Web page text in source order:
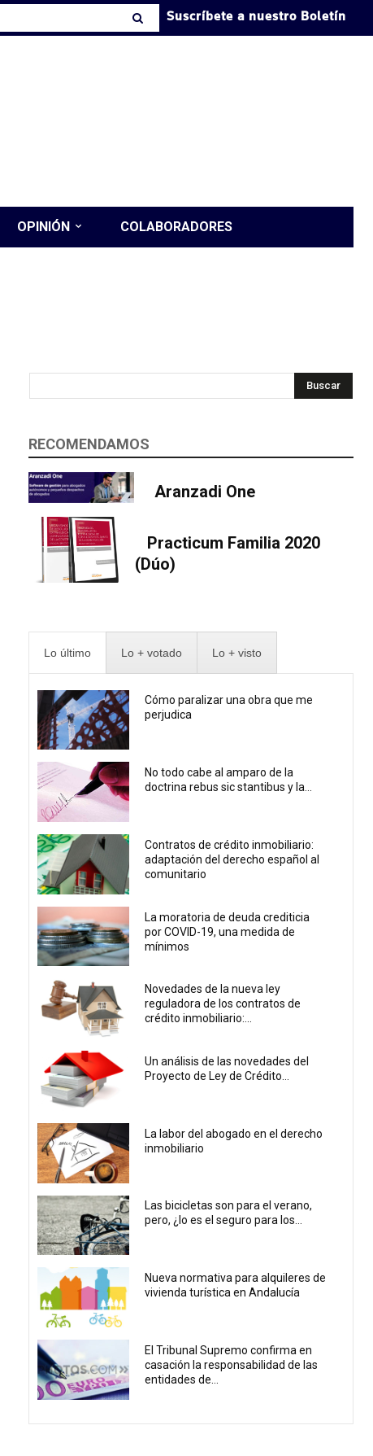
Suscríbete a nuestro Boletín
OPINIÓN COLABORADORES
Buscar
RECOMENDAMOS
Aranzadi One
Practicum Familia 2020
(Dúo)
Lo último Lo + votado Lo + visto
Cómo paralizar una obra que me
perjudica
No todo cabe al amparo de la
doctrina rebus sic stantibus y la...
Contratos de crédito inmobiliario:
adaptación del derecho español al
comunitario
La moratoria de deuda crediticia
por COVID-19, una medida de
mínimos
Novedades de la nueva ley
reguladora de los contratos de
crédito inmobiliario:...
Un análisis de las novedades del
Proyecto de Ley de Crédito...
La labor del abogado en el derecho
inmobiliario
Las bicicletas son para el verano,
pero, ¿lo es el seguro para los...
Nueva normativa para alquileres de
vivienda turística en Andalucía
El Tribunal Supremo confirma en
casación la responsabilidad de las
entidades de...